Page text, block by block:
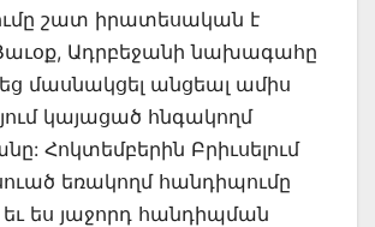
շատ իրատեսական է
Ադրբեջանի նախագահը
մասնակցել անցեալ ամիս
կայացած հնգակողմ
Հոկտեմբերին Բրիւսելում
եռակողմ հանդիպումը
եւ ես յաջորդ հանդիպման